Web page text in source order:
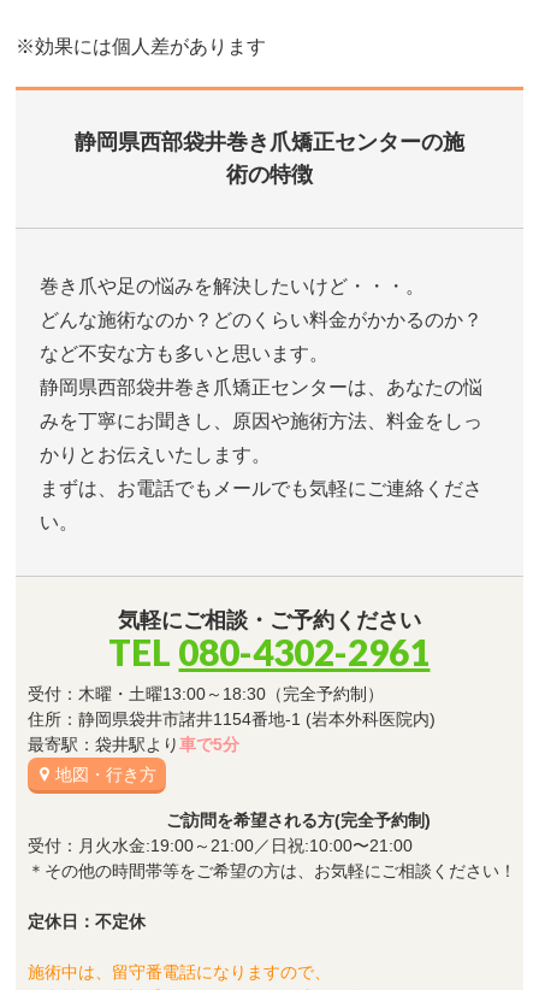
※効果には個人差があります
静岡県西部袋井巻き爪矯正センターの施
術の特徴
巻き爪や足の悩みを解決したいけど・・・。
どんな施術なのか？どのくらい料金がかかるのか？
など不安な方も多いと思います。
静岡県西部袋井巻き爪矯正センターは、あなたの悩
みを丁寧にお聞きし、原因や施術方法、料金をしっ
かりとお伝えいたします。
まずは、お電話でもメールでも気軽にご連絡くださ
い。
気軽にご相談・ご予約ください
TEL 080-4302-2961
受付：木曜・土曜13:00～18:30（完全予約制）
住所：静岡県袋井市諸井1154番地-1 (岩本外科医院内)
最寄駅：袋井駅より車で5分
地図・行き方
ご訪問を希望される方(完全予約制)
受付：月火水金:19:00～21:00／日祝:10:00〜21:00
＊その他の時間帯等をご希望の方は、お気軽にご相談ください！
定休日：不定休
施術中は、留守番電話になりますので、